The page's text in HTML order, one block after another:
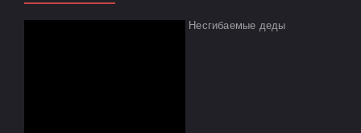
Несгибаемые деды